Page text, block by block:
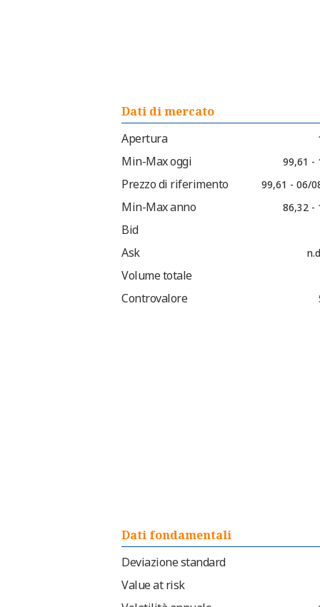
Dati di mercato
Apertura
Min-Max oggi 99,61 -
Prezzo di riferimento 99,61 - 06/
Min-Max anno 86,32 -
Bid
Ask
Volume totale
Controvalore
Dati fondamentali
Deviazione standard
Value at risk